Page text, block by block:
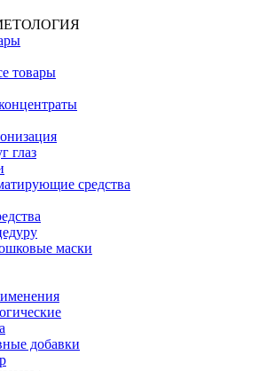
товары
глаз
средства
маски
добавки